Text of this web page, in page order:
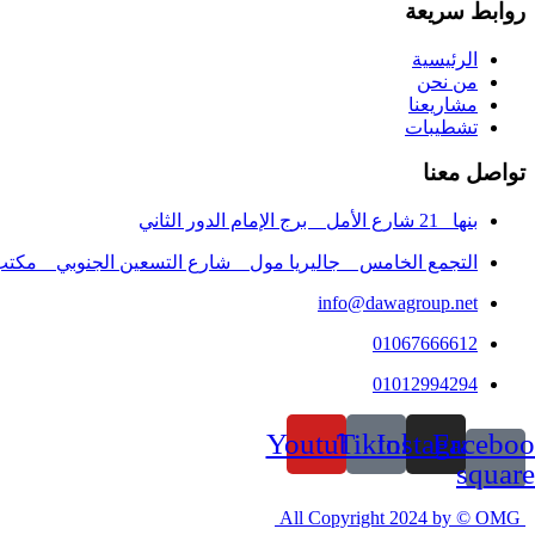
روابط سريعة
الرئيسية
من نحن
مشاريعنا
تشطيبات
تواصل معنا
بنها_ 21 شارع الأمل _ برج الإمام الدور الثاني
التجمع الخامس _ جاليريا مول _ شارع التسعين الجنوبي _ مكتب 8 الدور
info@dawagroup.net
01067666612
01012994294
square
Instagram
Tiktok
Youtube